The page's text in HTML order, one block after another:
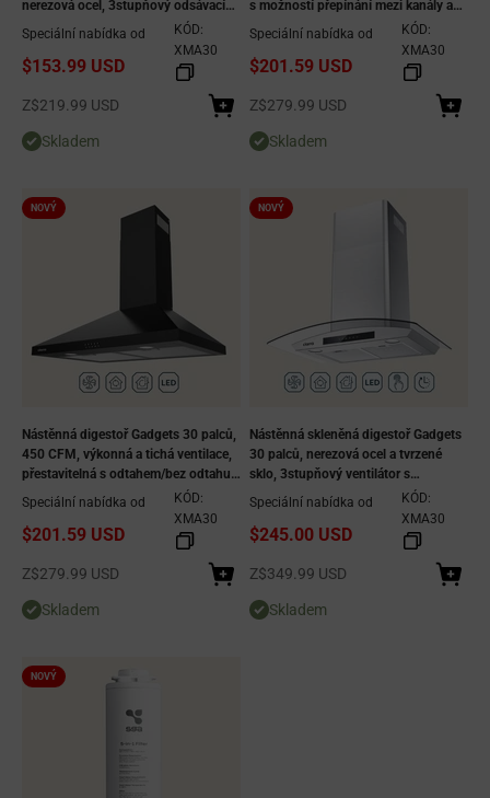
nerezová ocel, 3stupňový odsávací
ventilátor, ovládání tlačítkem, LED
osvětlení - černá
Speciální nabídka od
$153.99 USD
KÓD:
XMA30
Prodejní cena
Z$219.99 USD
Skladem
s možností přepínání mezi kanály a
bez nich, ovládání tlačítkem,
nerezová kuchyňská digestoř
Speciální nabídka od
$201.59 USD
KÓD:
XMA30
Prodejní cena
Z$279.99 USD
Skladem
NOVÝ
Nástěnná digestoř Gadgets 30 palců,
450 CFM, výkonná a tichá ventilace,
přestavitelná s odtahem/bez odtahu,
ovládání tlačítkem, kuchyňská
digestoř z nerezové oceli - černá
Speciální nabídka od
$201.59 USD
KÓD:
XMA30
Prodejní cena
Z$279.99 USD
Skladem
NOVÝ
Nástěnná skleněná digestoř Gadgets
30 palců, nerezová ocel a tvrzené
sklo, 3stupňový ventilátor s
dotykovým ovládáním, s potrubím
nebo bez potrubí
Speciální nabídka od
$245.00 USD
KÓD:
XMA30
Prodejní cena
Z$349.99 USD
Skladem
NOVÝ